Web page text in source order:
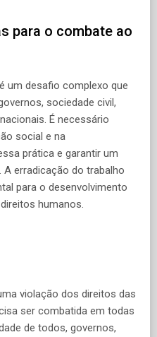
para o combate ao
um desafio complexo que
sociedade civil,
É necessário
social e na
prática e garantir um
erradicação do trabalho
para o desenvolvimento
humanos.
violação dos direitos das
ser combatida em todas
de todos, governos,